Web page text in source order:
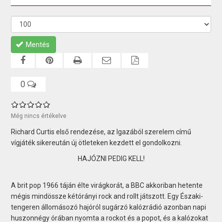
Mentés
0
Még nincs értékelve
Richard Curtis első rendezése, az Igazából szerelem című
vígjáték sikereután új ötleteken kezdett el gondolkozni.
HAJÓZNI PEDIG KELL!
A brit pop 1966 táján élte virágkorát, a BBC akkoriban hetente
mégis mindössze kétórányi rock and rollt játszott. Egy Északi-
tengeren állomásozó hajóról sugárzó kalózrádió azonban napi
huszonnégy órában nyomta a rockot és a popot, és a kalózokat